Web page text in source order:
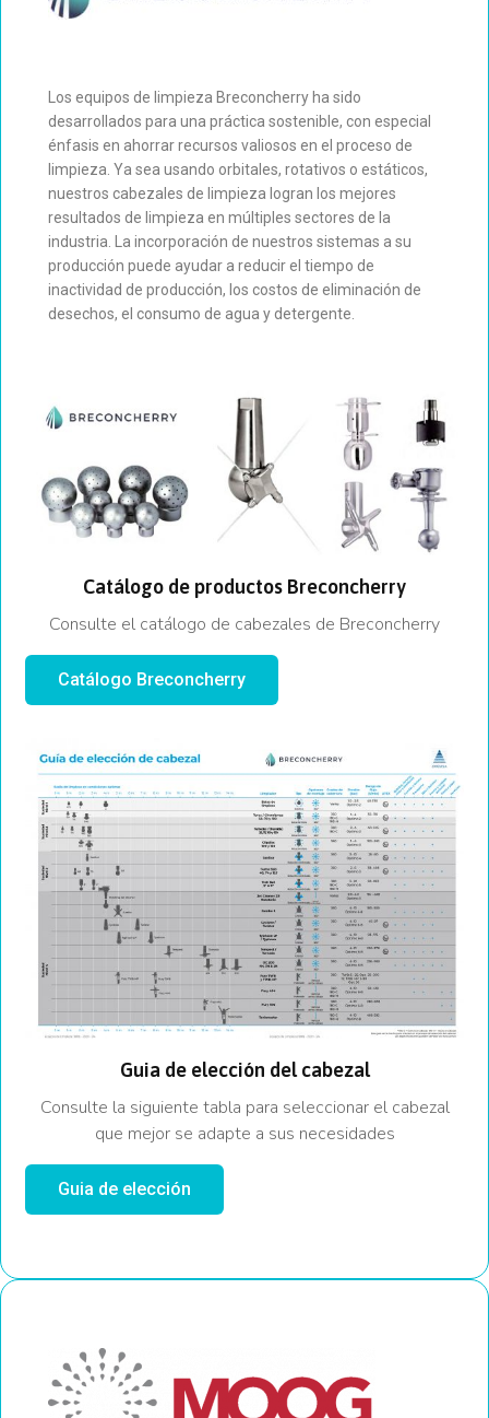
Los equipos de limpieza Breconcherry ha sido
desarrollados para una práctica sostenible, con especial
énfasis en ahorrar recursos valiosos en el proceso de
limpieza. Ya sea usando orbitales, rotativos o estáticos,
nuestros cabezales de limpieza logran los mejores
resultados de limpieza en múltiples sectores de la
industria. La incorporación de nuestros sistemas a su
producción puede ayudar a reducir el tiempo de
inactividad de producción, los costos de eliminación de
desechos, el consumo de agua y detergente.
Catálogo de productos Breconcherry
Consulte el catálogo de cabezales de Breconcherry
Catálogo Breconcherry
Guia de elección del cabezal
Consulte la siguiente tabla para seleccionar el cabezal
que mejor se adapte a sus necesidades
Guia de elección